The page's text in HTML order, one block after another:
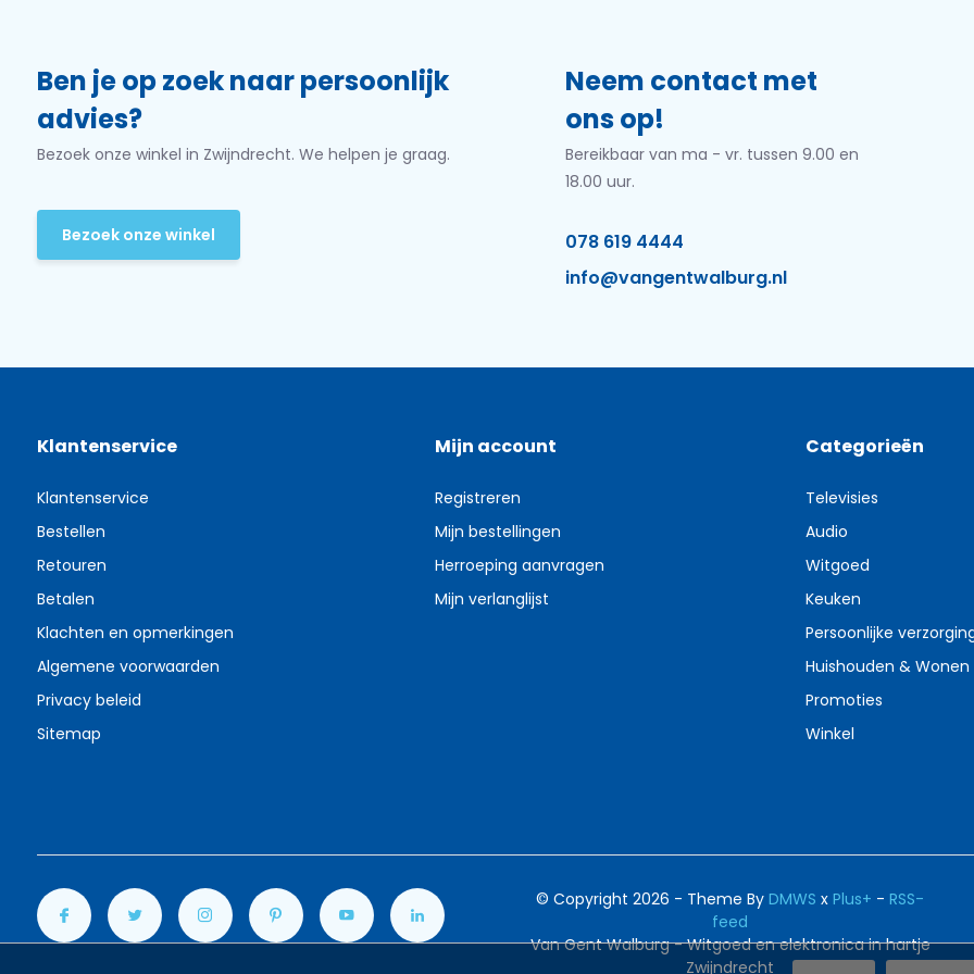
Ben je op zoek naar persoonlijk
advies?
Bezoek onze winkel in Zwijndrecht. We helpen je graag.
Bezoek onze winkel
Neem contact met
ons op!
Bereikbaar van ma - vr. tussen 9.00 en
18.00 uur.
078 619 4444
info@vangentwalburg.nl
Klantenservice
Klantenservice
Bestellen
Retouren
Betalen
Klachten en opmerkingen
Algemene voorwaarden
Privacy beleid
Sitemap
Mijn account
Registreren
Mijn bestellingen
Herroeping aanvragen
Mijn verlanglijst
Categorieën
Televisies
Audio
Witgoed
Keuken
Persoonlijke
Huishouden & Wonen
Promoties
Winkel
© Copyright 2026 - Theme ByDMWS xPlus+ -RSS-
feed
Van Gent Walburg - Witgoed en elektronica in hartje
Zwijndrecht